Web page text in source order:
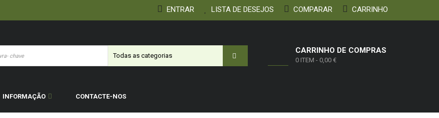
ENTRAR LISTA DE DESEJOS COMPARAR CARRINHO
CARRINHO DE COMPRAS
0 ITEM - 0,00 €
INFORMAÇÃO CONTACTE-NOS